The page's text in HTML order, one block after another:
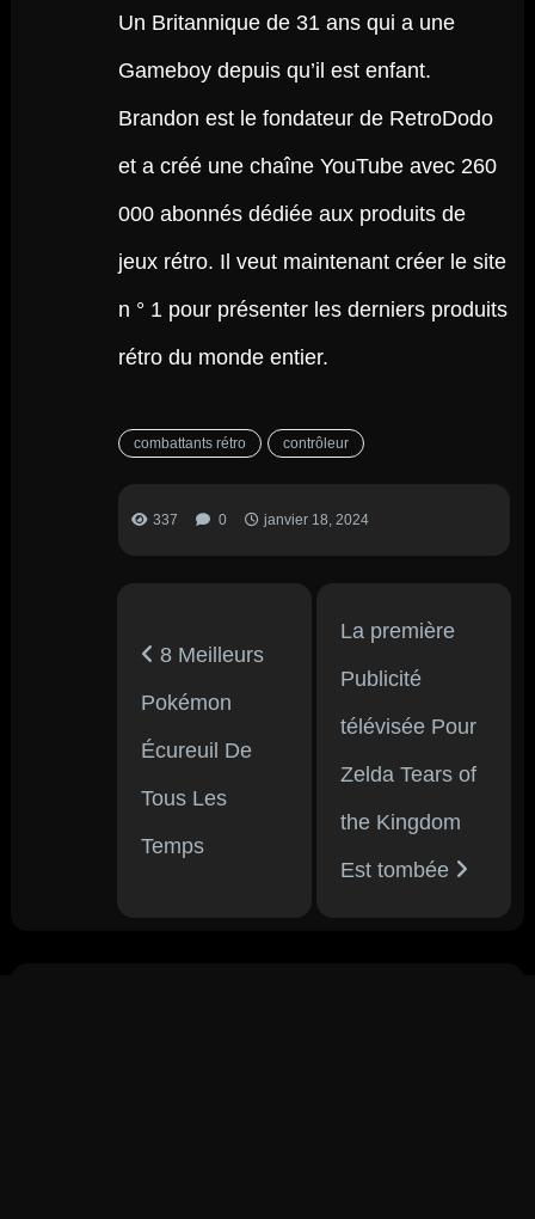
Un Britannique de 31 ans qui a une
Gameboy depuis qu’il est enfant.
Brandon est le fondateur de RetroDodo
et a créé une chaîne YouTube avec 260
000 abonnés dédiée aux produits de
jeux rétro. Il veut maintenant créer le site
n ° 1 pour présenter les derniers produits
rétro du monde entier.
combattants rétro contrôleur
337 0 janvier 18, 2024
8 Meilleurs
Pokémon
Écureuil De
Tous Les
Temps
La première
Publicité
télévisée Pour
Zelda Tears of
the Kingdom
Est tombée